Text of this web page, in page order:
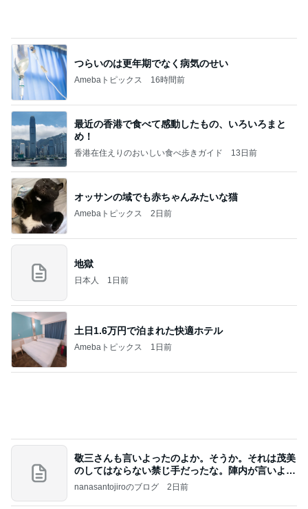
つらいのは更年期でなく病気のせい
Amebaトピックス 16時間前
最近の香港で食べて感動したもの、いろいろまと
め！
香港在住えりのおいしい食べ歩きガイド 13日前
オッサンの域でも赤ちゃんみたいな猫
Amebaトピックス 2日前
地獄
日本人 1日前
土日1.6万円で泊まれた快適ホテル
Amebaトピックス 1日前
敬三さんも言いよったのよか。そうか。それは茂美
のしてはならない禁じ手だったな。陣内が言いよる
のよ
nanasantojiroのブログ 2日前